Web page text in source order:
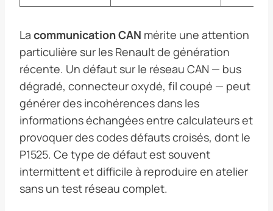
La communication CAN mérite une attention
particulière sur les Renault de génération
récente. Un défaut sur le réseau CAN — bus
dégradé, connecteur oxydé, fil coupé — peut
générer des incohérences dans les
informations échangées entre calculateurs et
provoquer des codes défauts croisés, dont le
P1525. Ce type de défaut est souvent
intermittent et difficile à reproduire en atelier
sans un test réseau complet.